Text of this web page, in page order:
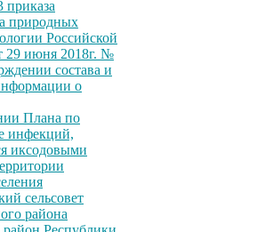
приказа
природных
Российской
29 июня 2018г. №
состава и
о
Плана по
инфекций,
иксодовыми
сельсовет
района